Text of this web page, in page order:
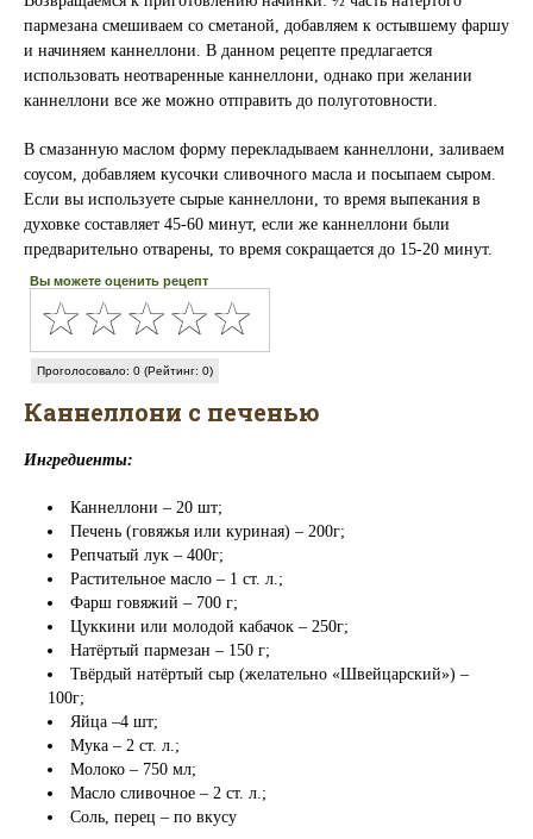
пармезана смешиваем со сметаной, добавляем к остывшему фаршу
и начиняем каннеллони. В данном рецепте предлагается
использовать неотваренные каннеллони, однако при желании
каннеллони все же можно отправить до полуготовности.
В смазанную маслом форму перекладываем каннеллони, заливаем
соусом, добавляем кусочки сливочного масла и посыпаем сыром.
Если вы используете сырые каннеллони, то время выпекания в
духовке составляет 45-60 минут, если же каннеллони были
предварительно отварены, то время сокращается до 15-20 минут.
Вы можете оценить рецепт
Проголосовало: 0 (Рейтинг: 0)
Каннеллони с печенью
Ингредиенты:
Каннеллони – 20 шт;
Печень (говяжья или куриная) – 200г;
Репчатый лук – 400г;
Растительное масло – 1 ст. л.;
Фарш говяжий – 700 г;
Цуккини или молодой кабачок – 250г;
Натёртый пармезан – 150 г;
Твёрдый натёртый сыр (желательно «Швейцарский») –
100г;
Яйца –4 шт;
Мука – 2 ст. л.;
Молоко – 750 мл;
Масло сливочное – 2 ст. л.;
Соль, перец – по вкусу